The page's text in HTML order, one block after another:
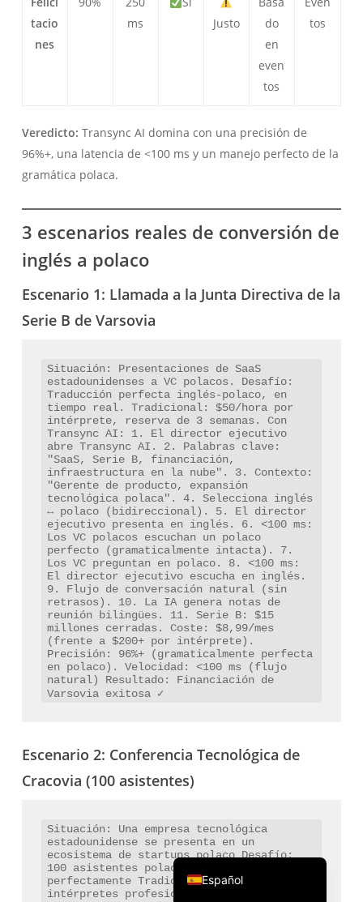
tacio
nes
ms
Justo
do
en
even
tos
tos
Veredicto: Transync AI domina con una precisión de
96%+, una latencia de <100 ms y un manejo perfecto de la
gramática polaca.
3 escenarios reales de conversión de
inglés a polaco
Escenario 1: Llamada a la Junta Directiva de la
Serie B de Varsovia
Situación: Presentaciones de SaaS
estadounidenses a VC polacos. Desafío:
Traducción perfecta inglés-polaco, en
tiempo real. Tradicional: $50/hora por
intérprete, reserva de 3 semanas. Con
Transync AI: 1. El director ejecutivo
abre Transync AI. 2. Palabras clave:
"SaaS, Serie B, financiación,
infraestructura en la nube". 3. Contexto:
"Gerente de producto, expansión
tecnológica polaca". 4. Selecciona inglés
↔ polaco (bidireccional). 5. El director
ejecutivo presenta en inglés. 6. <100 ms:
Los VC polacos escuchan un polaco
perfecto (gramaticalmente intacta). 7.
Los VC preguntan en polaco. 8. <100 ms:
El director ejecutivo escucha en inglés.
9. Flujo de conversación natural (sin
retrasos). 10. La IA genera notas de
reunión bilingües. 11. Serie B: $15
millones cerradas. Coste: $8,99/mes
(frente a $200+ por intérprete).
Precisión: 96%+ (gramaticalmente perfecta
en polaco). Velocidad: <100 ms (flujo
natural) Resultado: Financiación de
Escenario 2: Conferencia Tecnológica de
Cracovia (100 asistentes)
Situación: Una empresa tecnológica
estadounidense se presenta en un
ecosistema de startups polaco Desafío:
100 asistentes polacos comprenden
perfectamente Tradicional: $2,000+ para
intérpretes profesionales Con Kudo +
Español
English
简体中文
Русский
Italiano
Čeština
ไทย
繁體中文
Português do Brasil
العربية
हिन्दी
Bahasa Indonesia
Tiếng Việt
Türkçe
Nederlands
Polski